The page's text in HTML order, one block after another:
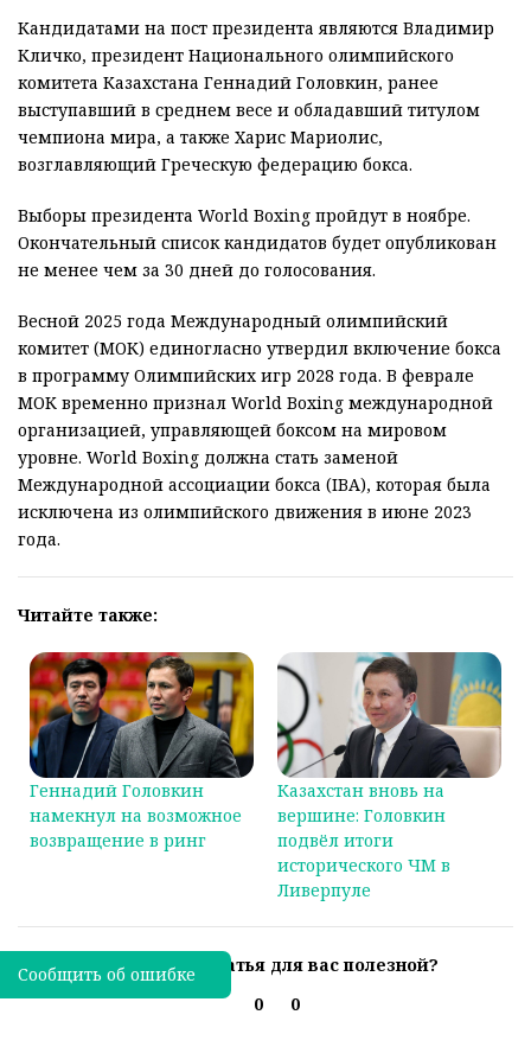
Кандидатами на пост президента являются Владимир
Кличко, президент Национального олимпийского
комитета Казахстана Геннадий Головкин, ранее
выступавший в среднем весе и обладавший титулом
чемпиона мира, а также Харис Мариолис,
возглавляющий Греческую федерацию бокса.
Выборы президента World Boxing пройдут в ноябре.
Окончательный список кандидатов будет опубликован
не менее чем за 30 дней до голосования.
Весной 2025 года Международный олимпийский
комитет (МОК) единогласно утвердил включение бокса
в программу Олимпийских игр 2028 года. В феврале
МОК временно признал World Boxing международной
организацией, управляющей боксом на мировом
уровне. World Boxing должна стать заменой
Международной ассоциации бокса (IBA), которая была
исключена из олимпийского движения в июне 2023
года.
Читайте также:
Геннадий Головкин
намекнул на возможное
возвращение в ринг
Казахстан вновь на
вершине: Головкин
подвёл итоги
исторического ЧМ в
Ливерпуле
Была ли эта статья для вас полезной?
0
0
Сообщить об ошибке